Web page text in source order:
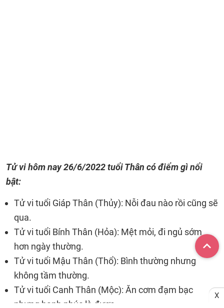
Tử vi hôm nay 26/6/2022 tuổi Thân có điểm gì nổi
bật:
Tử vi tuổi Giáp Thân (Thủy): Nỗi đau nào rồi cũng sẽ
qua.
Tử vi tuổi Bính Thân (Hỏa): Mệt mỏi, đi ngủ sớm
hơn ngày thường.
Tử vi tuổi Mậu Thân (Thổ): Bình thường nhưng
không tầm thường.
Tử vi tuổi Canh Thân (Mộc): Ăn cơm đạm bạc
nhưng hạnh phúc là được.
X